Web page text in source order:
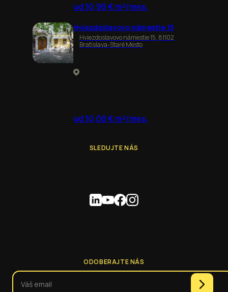
od 10,90 € m²/mes.
Hviezdoslavovo námestie 15
Hviezdoslavovo námestie 15, 81102
Bratislava-Staré Mesto
od 10,00 € m²/mes.
SLEDUJTE NÁS
ODOBERAJTE NÁS